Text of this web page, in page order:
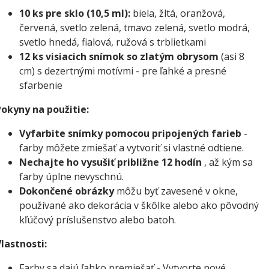
10 ks pre sklo (10,5 ml): biela, žltá, oranžová,
červená, svetlo zelená, tmavo zelená, svetlo modrá,
svetlo hnedá, fialová, ružová s trblietkami
12 ks visiacich snímok so zlatým obrysom (asi 8
cm) s dezertnými motívmi - pre ľahké a presné
sfarbenie
na použitie:
Vyfarbite snímky pomocou pripojených farieb -
farby môžete zmiešať a vytvoriť si vlastné odtiene.
Nechajte ho vysušiť približne 12 hodín , až kým sa
farby úplne nevyschnú.
Dokončené obrázkymôžu byť zavesené v okne,
používané ako dekorácia v škôlke alebo ako pôvodný
kľúčový príslušenstvo alebo batoh.